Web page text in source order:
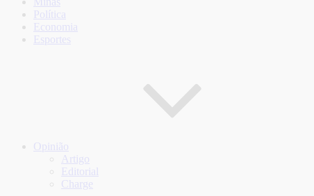
Política
Economia
Esportes
Opinião
Artigo
Editorial
Charge